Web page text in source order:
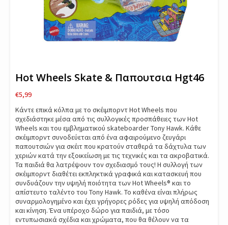
Hot Wheels Skate & Παπουτσια Hgt46
€5,99
Κάντε επικά κόλπα με το σκέιμπορντ Hot Wheels που
σχεδιάστηκε μέσα από τις συλλογικές προσπάθειες των Hot
Wheels και του εμβληματικού skateboarder Tony Hawk. ​Κάθε
σκέιμπορντ συνοδεύεται από ένα αφαιρούμενο ζευγάρι
παπουτσιών για σκέιτ που κρατούν σταθερά τα δάχτυλα των
χεριών κατά την εξοικείωση με τις τεχνικές και τα ακροβατικά.
Τα παιδιά θα λατρέψουν τον σχεδιασμό τους! ​Η συλλογή των
σκέιμπορντ διαθέτει εκπληκτικά γραφικά και κατασκευή που
συνδυάζουν την υψηλή ποιότητα των Hot Wheels® και το
απίστευτο ταλέντο του Tony Hawk. Το καθένα είναι πλήρως
συναρμολογημένο και έχει γρήγορες ρόδες για υψηλή απόδοση
και κίνηση. Ένα υπέροχο δώρο για παιδιά, με τόσο
εντυπωσιακά σχέδια και χρώματα, που θα θέλουν να τα